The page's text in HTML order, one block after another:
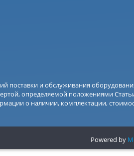
поставки и обслуживания
определяемой положениями
о наличии, комплектации,
Powered by